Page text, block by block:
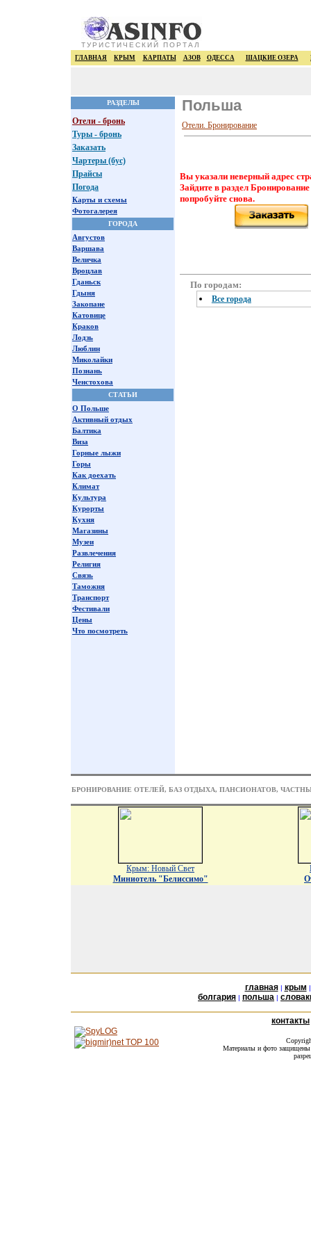
ТУРИСТИЧЕСКИЙ ПОРТАЛ
ГЛАВНАЯ КРЫМ КАРПАТЫ АЗОВ ОДЕССА ШАЦКИЕ ОЗЕРА
РАЗДЕЛЫ Польша
Отели - бронь
Туры - бронь
Заказать
Чартеры (бус)
Прайсы
Погода
Карты и схемы
Фотогалерея
ГОРОДА
Августов
Варшава
Величка
Вроцлав
Гданьск
Гдыня
Закопане
Катовице
Краков
Лодзь
Люблин
Миколайки
Познань
Ченстохова
СТАТЬИ
О Польше
Активный отдых
Балтика
Виза
Горные лыжи
Горы
Как доехать
Климат
Культура
Курорты
Кухня
Магазины
Музеи
Развлечения
Религия
Связь
Таможня
Транспорт
Фестивали
Цены
Что посмотреть
Отели. Бронирование
Вы указали неверный адрес
Зайдите в раздел
попробуйте снова.
По городам:
Все города
БРОНИРОВАНИЕ ОТЕЛЕЙ, БАЗ ОТДЫХА, ПАНСИОНАТОВ,
Крым: Новый Свет
Миниотель "Белиссимо"
главная| крым
болгария | польша |
контакты
Материалы и фото защищены